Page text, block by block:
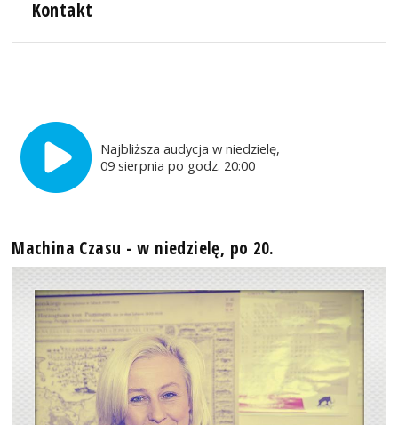
Kontakt
Najbliższa audycja w niedzielę,
09 sierpnia po godz. 20:00
Machina Czasu - w niedzielę, po 20.